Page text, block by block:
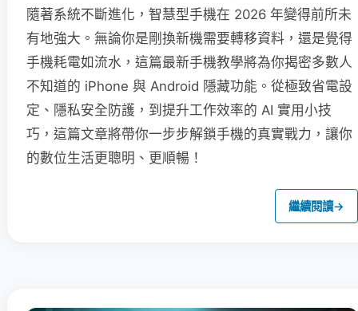
隨著系統不斷進化，智慧型手機在 2026 年變得前所未
有地強大。無論你是剛換新機需要轉移資料，還是覺得
手機耗電如流水，這篇最新手機教學將為你揭密多數人
不知道的 iPhone 與 Android 隱藏功能。從極致省電設
定、隱私安全防護，到提升工作效率的 AI 實用小技
巧，這篇文章將帶你一步步解鎖手機的真實戰力，讓你
的數位生活更聰明、更順暢！
繼續閱讀→